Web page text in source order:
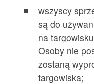
wszyscy
są do
na
Osoby nie
zostaną
targowiska;